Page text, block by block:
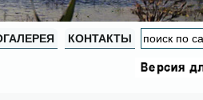
КОНТАКТЫ